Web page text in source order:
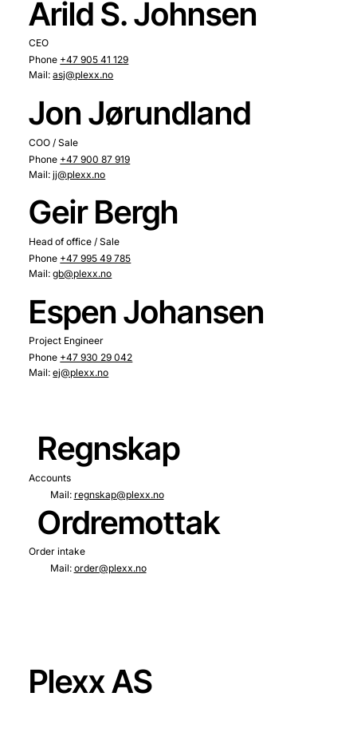
Arild S. Johnsen
CEO
Phone +47 905 41 129
Mail:asj@plexx.no
Jon Jørundland
COO / Sale
Phone +47 900 87 919
Mail:jj@plexx.no
Geir Bergh
Head of office / Sale
Phone +47 995 49 785
Mail:gb@plexx.no
Espen Johansen
Project Engineer
Phone +47 930 29 042
Mail:ej@plexx.no
Regnskap
Accounts
Mail: regnskap@plexx.no
Ordremottak
Order intake
Mail: order@plexx.no
Plexx AS